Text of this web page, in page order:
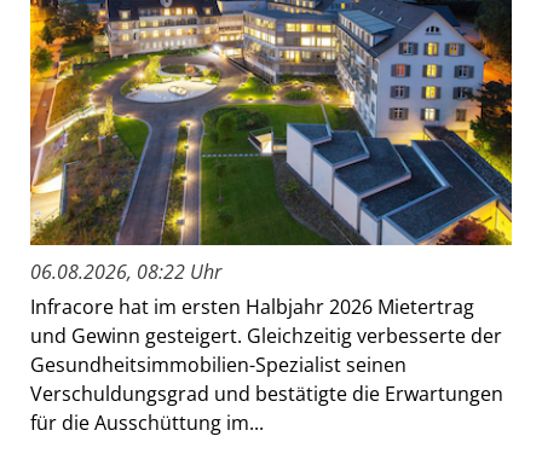
06.08.2026, 08:22 Uhr
Infracore hat im ersten Halbjahr 2026 Mietertrag
und Gewinn gesteigert. Gleichzeitig verbesserte der
Gesundheitsimmobilien-Spezialist seinen
Verschuldungsgrad und bestätigte die Erwartungen
für die Ausschüttung im...